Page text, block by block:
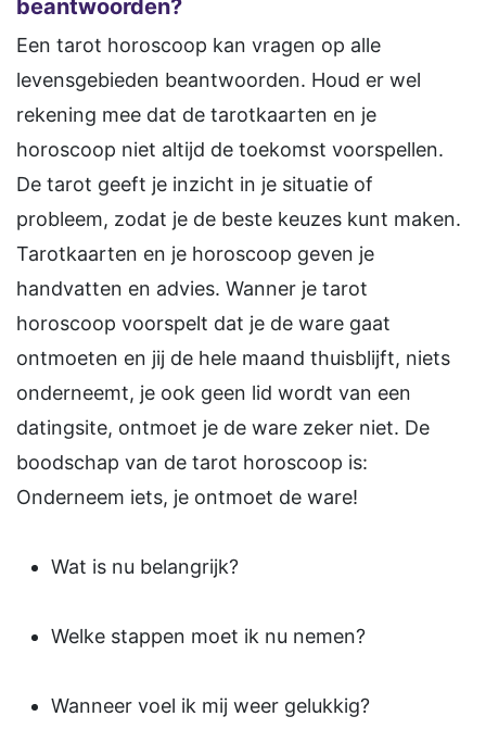
beantwoorden?
Een tarot horoscoop kan vragen op alle
levensgebieden beantwoorden. Houd er wel
rekening mee dat de tarotkaarten en je
horoscoop niet altijd de toekomst voorspellen.
De tarot geeft je inzicht in je situatie of
probleem, zodat je de beste keuzes kunt maken.
Tarotkaarten en je horoscoop geven je
handvatten en advies. Wanner je tarot
horoscoop voorspelt dat je de ware gaat
ontmoeten en jij de hele maand thuisblijft, niets
onderneemt, je ook geen lid wordt van een
datingsite, ontmoet je de ware zeker niet. De
boodschap van de tarot horoscoop is:
Onderneem iets, je ontmoet de ware!
Wat is nu belangrijk?
Welke stappen moet ik nu nemen?
Wanneer voel ik mij weer gelukkig?